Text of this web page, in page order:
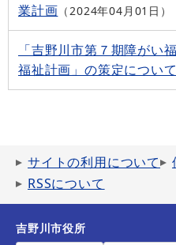
業計画
2024年04月01日
「吉野川市第７期障がい
福祉計画」の策定について
サイトの利用について
RSSについて
吉野川市役所